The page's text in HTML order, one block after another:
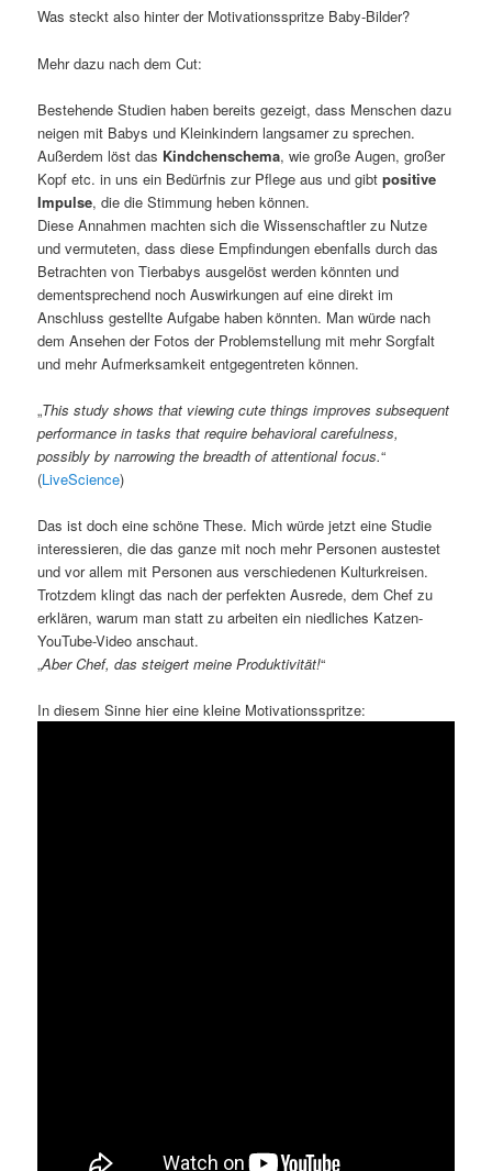
Was steckt also hinter der Motivationsspritze Baby-Bilder?
Mehr dazu nach dem Cut:
Bestehende Studien haben bereits gezeigt, dass Menschen dazu
neigen mit Babys und Kleinkindern langsamer zu sprechen.
Außerdem löst das Kindchenschema, wie große Augen, großer
Kopf etc. in uns ein Bedürfnis zur Pflege aus und gibtpositive
Impulse, die die Stimmung heben können.
Diese Annahmen machten sich die Wissenschaftler zu Nutze
und vermuteten, dass diese Empfindungen ebenfalls durch das
Betrachten von Tierbabys ausgelöst werden könnten und
dementsprechend noch Auswirkungen auf eine direkt im
Anschluss gestellte Aufgabe haben könnten. Man würde nach
dem Ansehen der Fotos der Problemstellung mit mehr Sorgfalt
und mehr Aufmerksamkeit entgegentreten können.
„This study shows that viewing cute things improves subsequent
performance in tasks that require behavioral carefulness,
possibly by narrowing the breadth of attentional focus.“
(LiveScience)
Das ist doch eine schöne These. Mich würde jetzt eine Studie
interessieren, die das ganze mit noch mehr Personen austestet
und vor allem mit Personen aus verschiedenen Kulturkreisen.
Trotzdem klingt das nach der perfekten Ausrede, dem Chef zu
erklären, warum man statt zu arbeiten ein niedliches Katzen-
YouTube-Video anschaut.
„Aber Chef, das steigert meine Produktivität!“
In diesem Sinne hier eine kleine Motivationsspritze: